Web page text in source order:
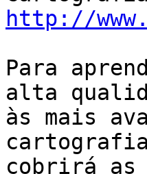
http://
Para
alta
às mais
cobrirá as